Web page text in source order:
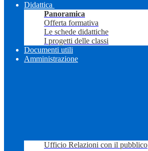
Didattica
Panoramica
Offerta formativa
Le schede didattiche
I progetti delle classi
Documenti utili
Amministrazione
Ufficio Relazioni con il pubblico